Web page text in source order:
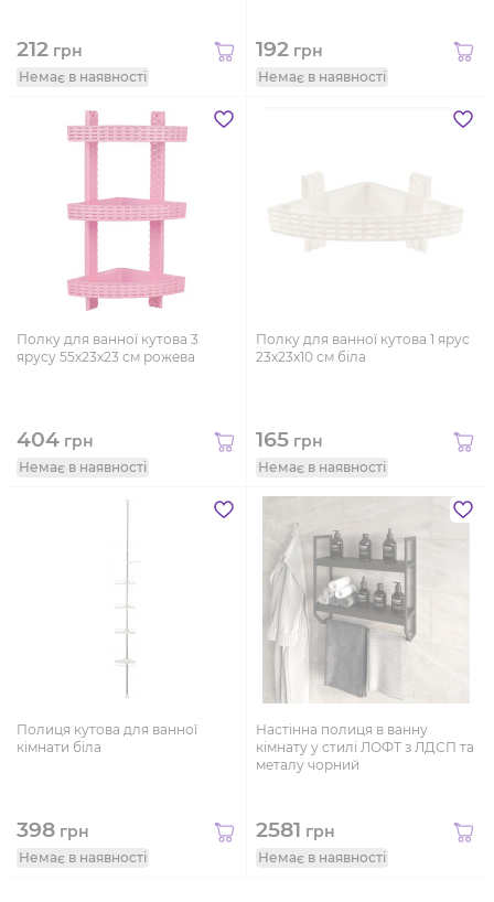
212 грн
Немає в наявності
192 грн
Немає в наявності
Полку для ванної кутова 3
ярусу 55х23х23 см рожева
404 грн
Немає в наявності
Полку для ванної кутова 1 ярус
23х23х10 см біла
165 грн
Немає в наявності
Полиця кутова для ванної
кімнати біла
398 грн
Немає в наявності
Настінна полиця в ванну
кімнату у стилі ЛОФТ з ЛДСП та
металу чорний
2581 грн
Немає в наявності